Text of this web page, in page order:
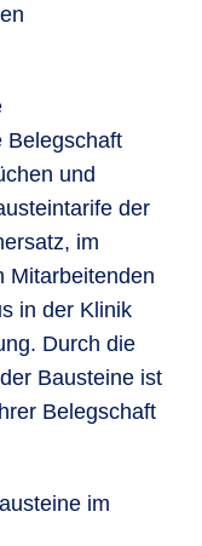
R+V
Belegschaft
und
der
im
Mitarbeitenden
in der Klinik
Durch die
Bausteine ist
Belegschaft
im